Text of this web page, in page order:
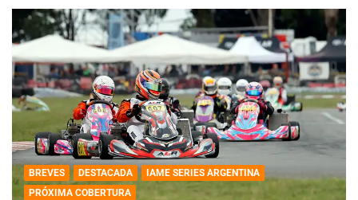
BREVES DESTACADA
IAME SERIES ARGENTINA
PRÓXIMA COBERTURA